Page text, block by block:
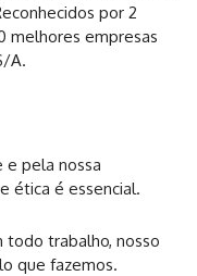
por 2
melhores empresas
A.
e pela nossa
ética é essencial.
trabalho, nosso
que fazemos.